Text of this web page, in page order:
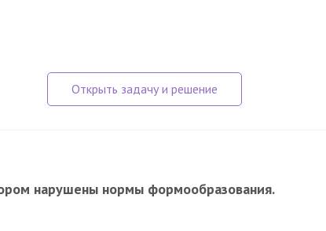
нарушены нормы формообразования.